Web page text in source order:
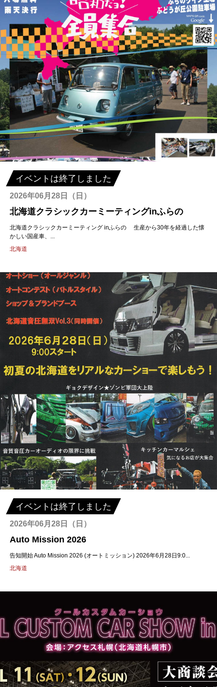
イベントは終了しました
2026年06月28日（日）
北海道クラシックカーミーティングinふらの
北海道クラシックカーミーティング inふらの 生産から30年を経過した懐
かしい国産車、...
北海道
イベントは終了しました
2026年06月28日（日）
Auto Mission 2026
告知開始 Auto Mission 2026 (オートミッション) 2026年6月28日9:0...
北海道